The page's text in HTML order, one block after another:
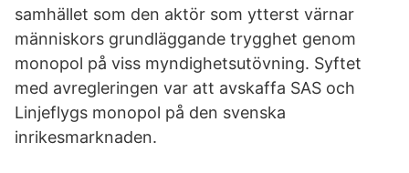
samhället som den aktör som ytterst värnar
människors grundläggande trygghet genom
monopol på viss myndighetsutövning. Syftet
med avregleringen var att avskaffa SAS och
Linjeflygs monopol på den svenska
inrikesmarknaden.